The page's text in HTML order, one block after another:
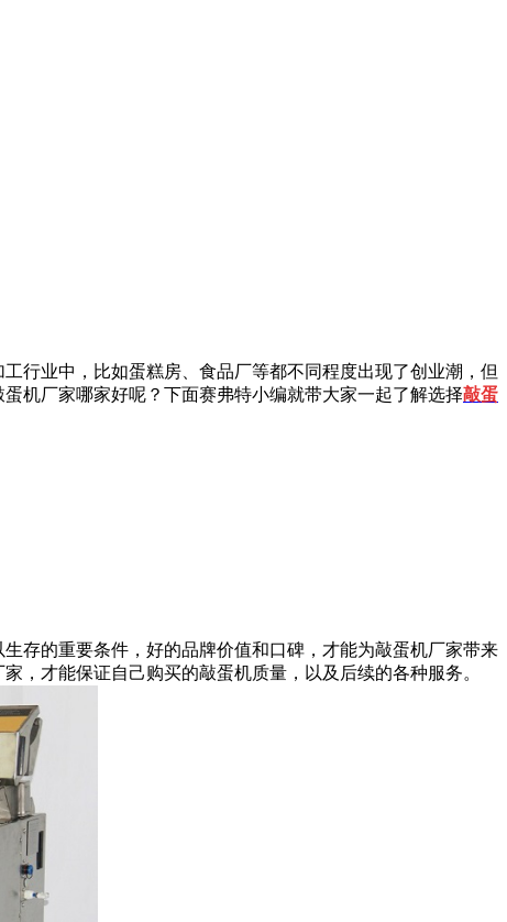
业中，比如蛋糕房、食品厂等都不同程度出现了创业潮，但
机厂家哪家好呢？下面赛弗特小编就带大家一起了解选择敲蛋
的重要条件，好的品牌价值和口碑，才能为敲蛋机厂家带来
，才能保证自己购买的敲蛋机质量，以及后续的各种服务。